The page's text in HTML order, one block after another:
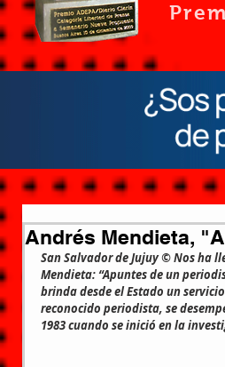
Andrés Mendieta,
San Salvador de Jujuy © Nos ha
Mendieta: “Apuntes de un
brinda desde el Estado un
reconocido periodista, se
1983 cuando se inició en la